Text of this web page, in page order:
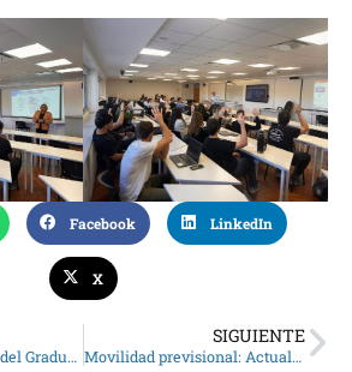
Facebook LinkedIn
X
Celebración del día del Graduado: reserve su tarjeta
SIGUIENTE
Movilidad previsional: Actualizan los límites de las contribuciones patronales de mayo